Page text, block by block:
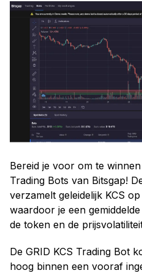
Bereid je voor om te
Trading Bots van Bitsgap!
verzamelt geleidelijk KCS
waardoor je een
de token en de
De GRID KCS Trading Bot
hoog binnen een vooraf